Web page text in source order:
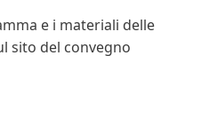
e i materiali delle
sito del convegno